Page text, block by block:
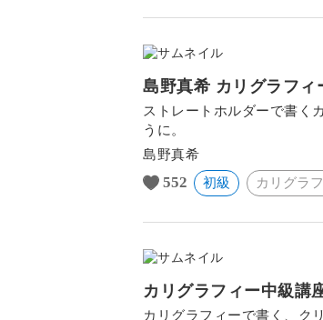
島野真希 カリグラフ
ストレートホルダーで書く
うに。
島野真希
552 初級 カリグラ
カリグラフィー中級講
カリグラフィーで書く、ク